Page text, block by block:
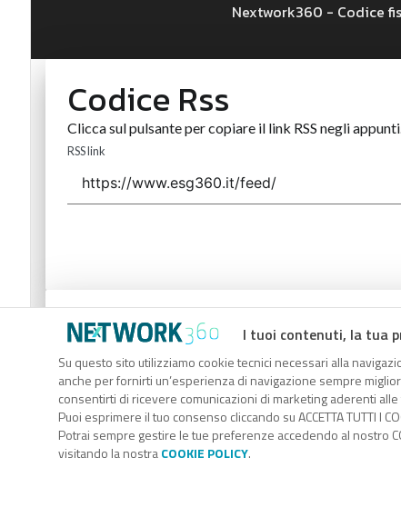
I tuoi contenuti, la tua
Su questo sito utilizziamo cookie tecnici necessari alla
anche per fornirti un’esperienza di navigazione sempre
consentirti di ricevere comunicazioni di marketing aderenti
Puoi esprimere il tuo consenso cliccando su ACCETTA TUTTI I
Potrai sempre gestire le tue preferenze accedendo al nostro
visitando la nostraCOOKIE POLICY.
Nextwork360 - Codice
Codice Rss
Clicca sul pulsante per copiare il link RSS negli
RSS link
Codice Rss
Clicca sul pulsante per copiare il link RSS negli
RSS link